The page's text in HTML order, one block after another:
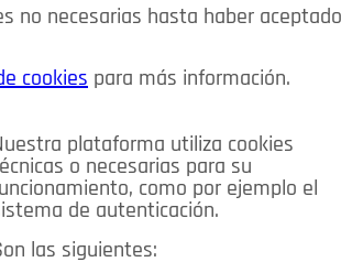
Caridad Pozuelo en imágenes
CONTACTO NOSOTROS
no necesarias hasta haber aceptado
cookies para más información.
plataforma utiliza cookies
o necesarias para su
como por ejemplo el
de autenticación.
las siguientes: